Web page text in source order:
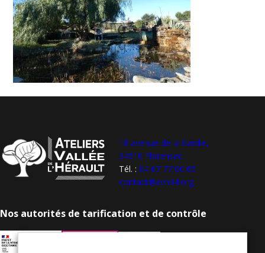
18 avenue de la Gardie,
34510 Florensac
Tél. :04 67 77 00 65
contact@avh34.org
Nos autorités de tarification et de contrôle